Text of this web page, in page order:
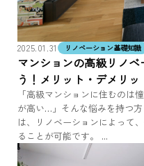
2025.01.31 リノベーション基礎知識
マンションの高級リノ
う！メリット・デメリ
「高級マンションに住むのは
が高い…」そんな悩みを持つ
は、リノベーションによって
ることが可能です。 ...